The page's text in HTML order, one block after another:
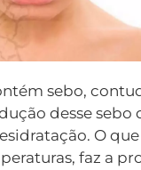
sebo,
desse sebo
O
faz a